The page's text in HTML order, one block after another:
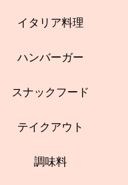
イタリア料理
ハンバーガー
スナックフード
テイクアウト
調味料